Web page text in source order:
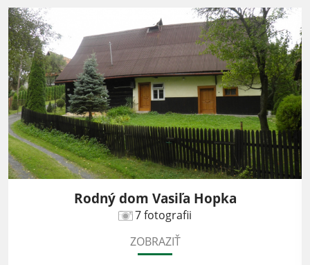
Rodný dom Vasiľa Hopka
7 fotografii
ZOBRAZIŤ